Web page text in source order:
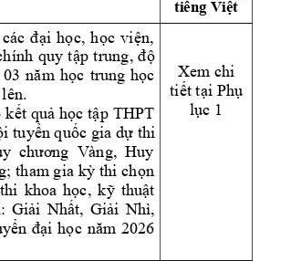
tiếng Việt
các đại học, học viện,
ính quy tập trung, độ
03 năm học trung học
.
kết quả học tập THPT
i tuyển quốc gia dự thi
  chương  V
àng,  Huy
tham gia kỳ thi chọn
thi khoa học, kỹ thuật
Giải Nhất, Giải Nhì,
ển đại học năm 2026
Xem chi
tiết tại Phụ
lục 1